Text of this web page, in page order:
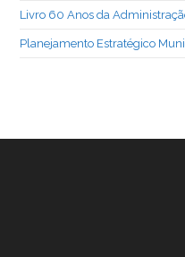
Livro 60 Anos da
Planejamento Estratégico